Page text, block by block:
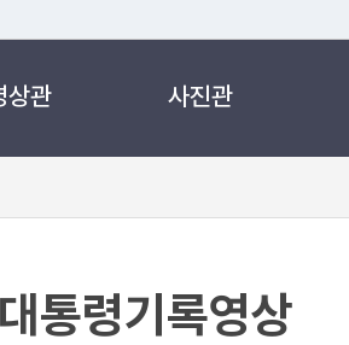
상관 사진관
대통령기록영상